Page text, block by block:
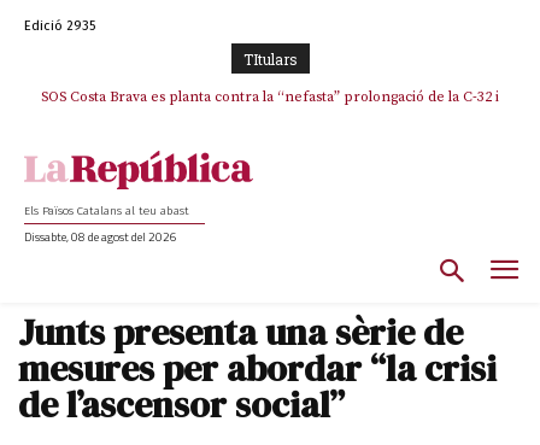
Edició 2935
TItulars
SOS Costa Brava es planta contra la “nefasta” prolongació de la C-32 i
Els Països Catalans al teu abast
Dissabte, 08 de agost del 2026
Junts presenta una sèrie de
mesures per abordar “la crisi
de l’ascensor social”